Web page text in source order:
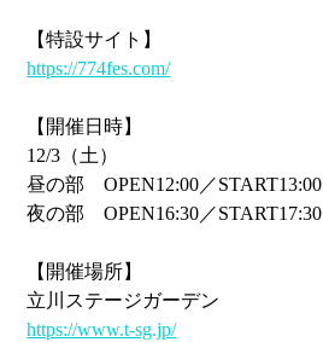
【特設サイト】
https://774fes.com/
【開催日時】
12/3（土）
昼の部 OPEN12:00／START13:00
夜の部 OPEN16:30／START17:30
【開催場所】
立川ステージガーデン
https://www.t-sg.jp/